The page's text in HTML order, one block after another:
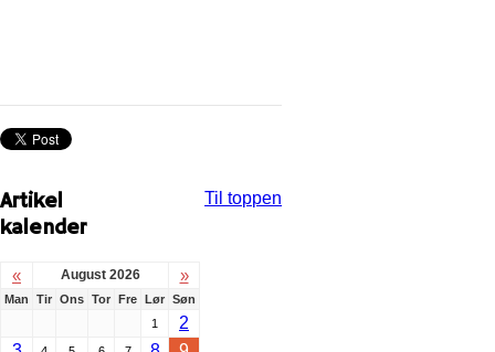
Til toppen
Artikel
kalender
« August 2026 »
Man Tir Ons Tor Fre Lør Søn
1
2